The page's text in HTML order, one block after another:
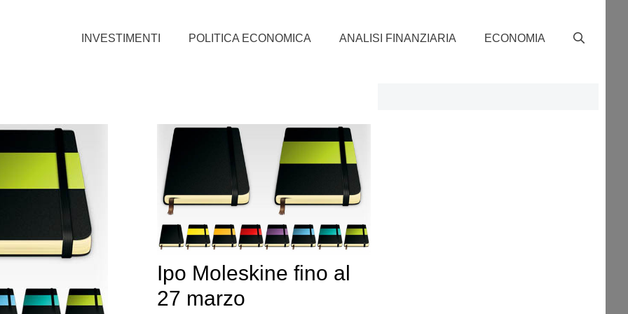
INVESTIMENTI POLITICA ECONOMICA ANALISI FINANZIARIA ECONOMIA
Ipo Moleskine fino al
27 marzo